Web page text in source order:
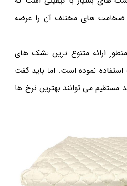
از ضخامت های مختلف آن را عرضه
ارائه متنوع ترین تشک های
نموده است. اما باید گفت
مستقیم می توانند بهترین نرخ ها